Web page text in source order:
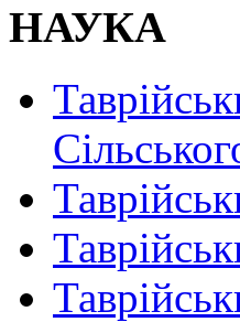
НАУКА